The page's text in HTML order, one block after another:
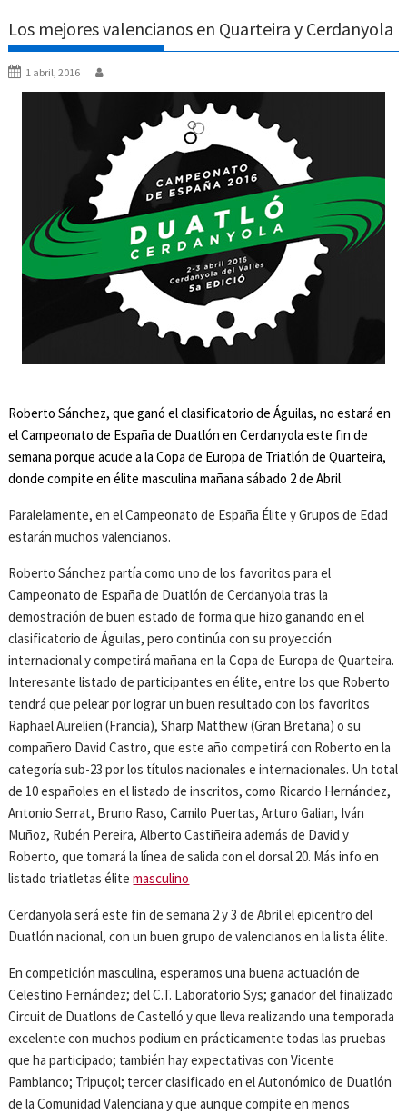
Los mejores valencianos en Quarteira y Cerdanyola
1 abril, 2016
Roberto Sánchez, que ganó el clasificatorio de Águilas, no estará en
el Campeonato de España de Duatlón en Cerdanyola este fin de
semana porque acude a la Copa de Europa de Triatlón de Quarteira,
donde compite en élite masculina mañana sábado 2 de Abril.
Paralelamente, en el Campeonato de España Élite y Grupos de Edad
estarán muchos valencianos.
Roberto Sánchez partía como uno de los favoritos para el
Campeonato de España de Duatlón de Cerdanyola tras la
demostración de buen estado de forma que hizo ganando en el
clasificatorio de Águilas, pero continúa con su proyección
internacional y competirá mañana en la Copa de Europa de Quarteira.
Interesante listado de participantes en élite, entre los que Roberto
tendrá que pelear por lograr un buen resultado con los favoritos
Raphael Aurelien (Francia), Sharp Matthew (Gran Bretaña) o su
compañero David Castro, que este año competirá con Roberto en la
categoría sub-23 por los títulos nacionales e internacionales. Un total
de 10 españoles en el listado de inscritos, como Ricardo Hernández,
Antonio Serrat, Bruno Raso, Camilo Puertas, Arturo Galian, Iván
Muñoz, Rubén Pereira, Alberto Castiñeira además de David y
Roberto, que tomará la línea de salida con el dorsal 20. Más info en
listado triatletas élitemasculino
Cerdanyola será este fin de semana 2 y 3 de Abril el epicentro del
Duatlón nacional, con un buen grupo de valencianos en la lista élite.
En competición masculina, esperamos una buena actuación de
Celestino Fernández; del C.T. Laboratorio Sys; ganador del finalizado
Circuit de Duatlons de Castelló y que lleva realizando una temporada
excelente con muchos podium en prácticamente todas las pruebas
que ha participado; también hay expectativas con Vicente
Pamblanco; Tripuçol; tercer clasificado en el Autonómico de Duatlón
de la Comunidad Valenciana y que aunque compite en menos